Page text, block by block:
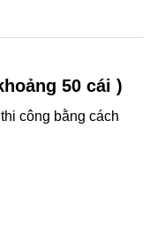
50 cái )
công bằng cách